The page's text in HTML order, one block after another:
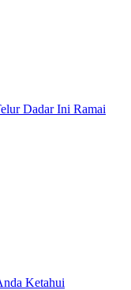
Dadar Ini Ramai
Ketahui